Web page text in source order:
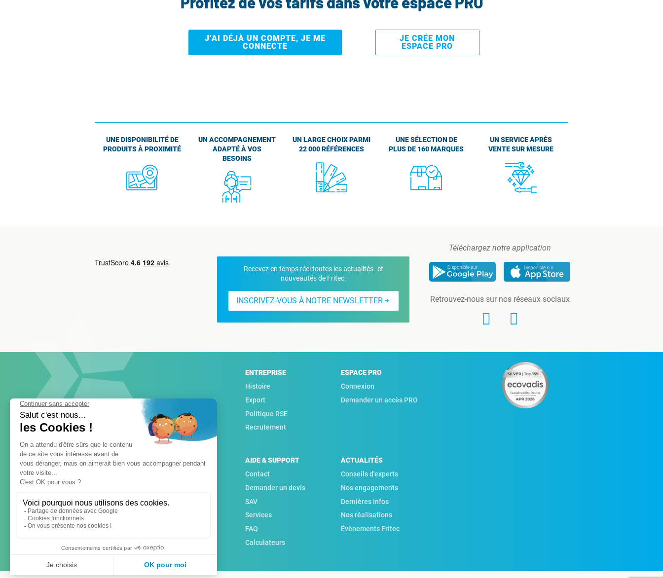
J’AI DÉJÀ UN COMPTE, JE ME
CONNECTE
JE CRÉE MON
ESPACE PRO
UNE DISPONIBILITÉ DE
PRODUITS À PROXIMITÉ
UN ACCOMPAGNEMENT
ADAPTÉ À VOS
BESOINS
UN LARGE CHOIX PARMI
22 000 RÉFÉRENCES
UNE SÉLECTION DE
PLUS DE 160 MARQUES
UN SERVICE APRÈS
VENTE SUR MESURE
Recevez en temps réel toutes les actualités et
nouveautés de Fritec.
INSCRIVEZ-VOUS À NOTRE NEWSLETTER
Téléchargez notre application
Retrouvez-nous sur nos réseaux sociaux
ENTREPRISE
Histoire
Export
Politique RSE
Recrutement
ESPACE PRO
Connexion
Demander un accès PRO
AIDE & SUPPORT
Contact
Demander un devis
SAV
Services
FAQ
Calculateurs
ACTUALITÉS
Conseils d'experts
Nos engagements
Dernières infos
Nos réalisations
Évènements Fritec